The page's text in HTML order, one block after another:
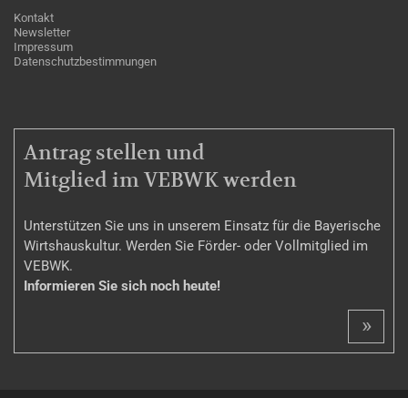
Kontakt
Newsletter
Impressum
Datenschutzbestimmungen
MITGLIEDSCHAFT
Antrag stellen und
Mitglied im VEBWK werden
Unterstützen Sie uns in unserem Einsatz für die Bayerische
Wirtshauskultur. Werden Sie Förder- oder Vollmitglied im
VEBWK.
Informieren Sie sich noch heute!
»